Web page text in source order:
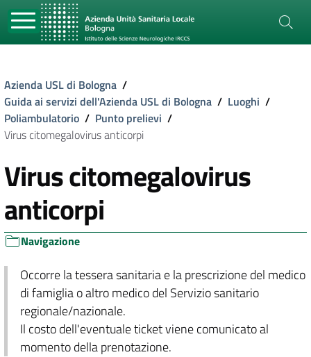
Azienda USL di Bologna /
Guida ai servizi dell'Azienda USL di Bologna / Luoghi /
Poliambulatorio / Punto prelievi /
Virus citomegalovirus anticorpi
Virus citomegalovirus
anticorpi
Navigazione
Occorre la tessera sanitaria e la prescrizione del medico
di famiglia o altro medico del Servizio sanitario
regionale/nazionale.
Il costo dell'eventuale ticket viene comunicato al
momento della prenotazione.